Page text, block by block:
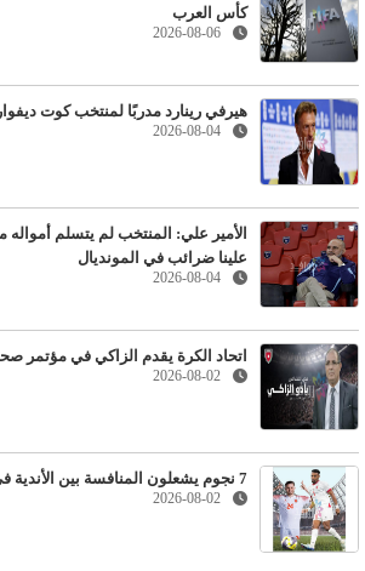
كأس العرب
2026-08-06
هيرفي رينارد مدربًا لمنتخب كوت ديفوار
2026-08-04
الأمير علي: المنتخب لم يتسلم
علينا ضرائب في المونديال
2026-08-04
اتحاد الكرة يقدم الزاكي في مؤتمر
2026-08-02
7 نجوم يشعلون المنافسة بين الأندية في سوق الانتقالات
2026-08-02